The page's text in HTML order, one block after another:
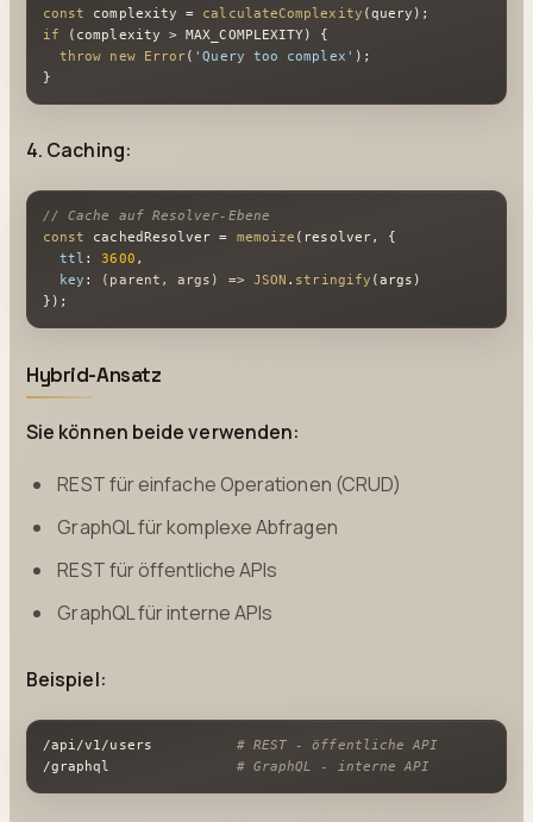
const complexity = calculateComplexity
if (complexity > MAX_COMPLEXITY) {
throw
new Error( 'Query too complex' );
}
4. Caching:
// Cache auf Resolver-Ebene
const cachedResolver = memoize (resolver, {
ttl : 3600 ,
key : ( parent, args ) => JSON . stringify (args)
});
Hybrid-Ansatz
Sie können beide verwenden:
REST für einfache Operationen (CRUD)
GraphQL für komplexe Abfragen
REST für öffentliche APIs
GraphQL für interne APIs
Beispiel:
/api/v1/users # REST - öffentliche API
/graphql # GraphQL - interne API